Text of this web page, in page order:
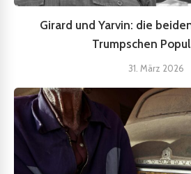
Girard und Yarvin: die
Trumpschen
31. März 2026